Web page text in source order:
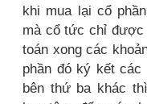
khi mua lại cổ
mà cổ tức chỉ được
toán xong các
phần đó ký kết
bên thứ ba khác